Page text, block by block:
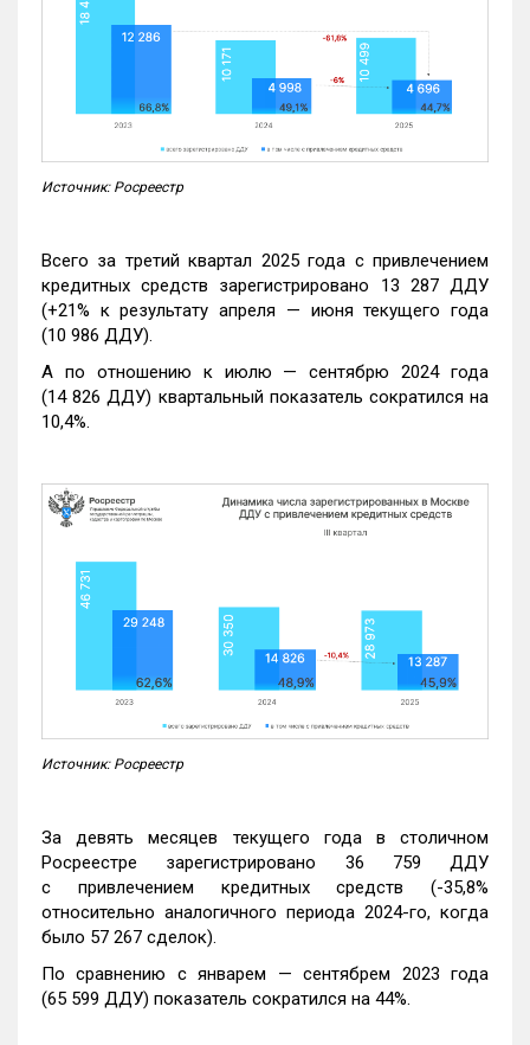
Источник: Росреестр
Всего за третий квартал 2025 года с привлечением
кредитных средств зарегистрировано 13 287 ДДУ
(+21% к результату апреля — июня текущего года
(10 986 ДДУ).
А по отношению к июлю — сентябрю 2024 года
(14 826 ДДУ) квартальный показатель сократился на
10,4%.
Источник: Росреестр
За девять месяцев текущего года в столичном
Росреестре зарегистрировано 36 759 ДДУ
с привлечением кредитных средств (-35,8%
относительно аналогичного периода 2024-го, когда
было 57 267 сделок).
По сравнению с январем — сентябрем 2023 года
(65 599 ДДУ) показатель сократился на 44%.